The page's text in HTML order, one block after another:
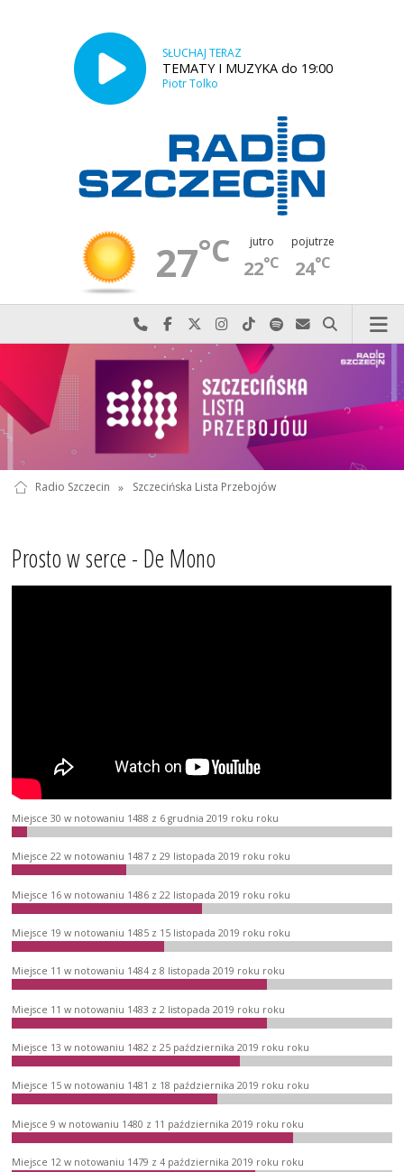
SŁUCHAJ TERAZ
TEMATY I MUZYKA do 19:00
Piotr Tolko
27°C jutro
22°C
pojutrze
24°C
Najlepiej po prostu do nas zadzwoń
Odwiedź nas na Facebook-u
Odwiedź nas na X
Odwiedź nas na Instagram-ie
Odwiedź nas na TikTok-u
Szukaj nas na Spotify
Wyślij do nas
Szukaj
Radio Szczecin » Szczecińska Lista Przebojów
Prosto w serce - De Mono
Miejsce 30 w notowaniu 1488 z 6 grudnia 2019 roku roku
Miejsce 22 w notowaniu 1487 z 29 listopada 2019 roku roku
Miejsce 16 w notowaniu 1486 z 22 listopada 2019 roku roku
Miejsce 19 w notowaniu 1485 z 15 listopada 2019 roku roku
Miejsce 11 w notowaniu 1484 z 8 listopada 2019 roku roku
Miejsce 11 w notowaniu 1483 z 2 listopada 2019 roku roku
Miejsce 13 w notowaniu 1482 z 25 października 2019 roku roku
Miejsce 15 w notowaniu 1481 z 18 października 2019 roku roku
Miejsce 9 w notowaniu 1480 z 11 października 2019 roku roku
Miejsce 12 w notowaniu 1479 z 4 października 2019 roku roku